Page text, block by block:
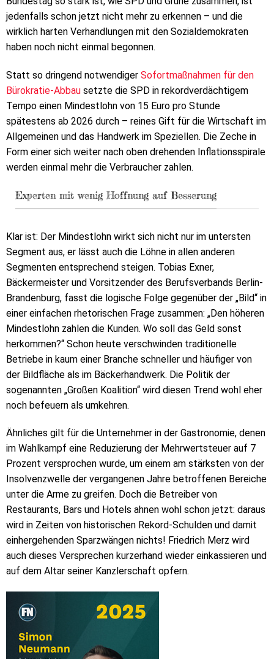
jedenfalls schon jetzt nicht mehr zu erkennen – und die
wirklich harten Verhandlungen mit den Sozialdemokraten
haben noch nicht einmal begonnen.
Statt so dringend notwendiger Sofortmaßnahmen für den
Bürokratie-Abbau setzte die SPD in rekordverdächtigem
Tempo einen Mindestlohn von 15 Euro pro Stunde
spätestens ab 2026 durch – reines Gift für die Wirtschaft im
Allgemeinen und das Handwerk im Speziellen. Die Zeche in
Form einer sich weiter nach oben drehenden Inflationsspirale
werden einmal mehr die Verbraucher zahlen.
Experten mit wenig Hoffnung auf Besserung
Klar ist: Der Mindestlohn wirkt sich nicht nur im untersten
Segment aus, er lässt auch die Löhne in allen anderen
Segmenten entsprechend steigen. Tobias Exner,
Bäckermeister und Vorsitzender des Berufsverbands Berlin-
Brandenburg, fasst die logische Folge gegenüber der „Bild“ in
einer einfachen rhetorischen Frage zusammen: „Den höheren
Mindestlohn zahlen die Kunden. Wo soll das Geld sonst
herkommen?“ Schon heute verschwinden traditionelle
Betriebe in kaum einer Branche schneller und häufiger von
der Bildfläche als im Bäckerhandwerk. Die Politik der
sogenannten „Großen Koalition“ wird diesen Trend wohl eher
noch befeuern als umkehren.
Ähnliches gilt für die Unternehmer in der Gastronomie, denen
im Wahlkampf eine Reduzierung der Mehrwertsteuer auf 7
Prozent versprochen wurde, um einem am stärksten von der
Insolvenzwelle der vergangenen Jahre betroffenen Bereiche
unter die Arme zu greifen. Doch die Betreiber von
Restaurants, Bars und Hotels ahnen wohl schon jetzt: daraus
wird in Zeiten von historischen Rekord-Schulden und damit
einhergehenden Sparzwängen nichts! Friedrich Merz wird
auch dieses Versprechen kurzerhand wieder einkassieren und
auf dem Altar seiner Kanzlerschaft opfern.